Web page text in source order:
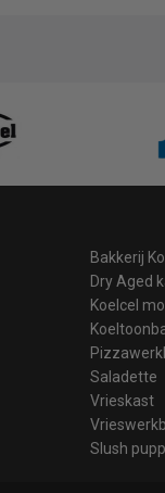
Bakkerij
Dry Aged
Koelcel
Saladette
Vrieskast
Slush